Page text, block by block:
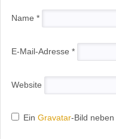
Name *
E-Mail-Adresse *
Website
Ein Gravatar-Bild neben